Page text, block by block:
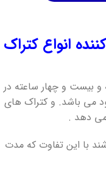
انواع کتراک
و بیست و چهار ساعته در
می باشد. و کتراک های
می دهد .
با این تفاوت که مدت